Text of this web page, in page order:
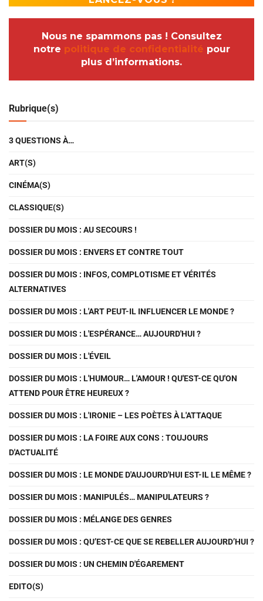
Nous ne spammons pas ! Consultez
notre politique de confidentialité pour
plus d’informations.
Rubrique(s)
3 QUESTIONS À…
ART(S)
CINÉMA(S)
CLASSIQUE(S)
DOSSIER DU MOIS : AU SECOURS !
DOSSIER DU MOIS : ENVERS ET CONTRE TOUT
DOSSIER DU MOIS : INFOS, COMPLOTISME ET VÉRITÉS
ALTERNATIVES
DOSSIER DU MOIS : L'ART PEUT-IL INFLUENCER LE MONDE ?
DOSSIER DU MOIS : L'ESPÉRANCE… AUJOURD'HUI ?
DOSSIER DU MOIS : L'ÉVEIL
DOSSIER DU MOIS : L'HUMOUR… L'AMOUR ! QU'EST-CE QU'ON
ATTEND POUR ÊTRE HEUREUX ?
DOSSIER DU MOIS : L'IRONIE – LES POÈTES À L'ATTAQUE
DOSSIER DU MOIS : LA FOIRE AUX CONS : TOUJOURS
D'ACTUALITÉ
DOSSIER DU MOIS : LE MONDE D'AUJOURD'HUI EST-IL LE MÊME ?
DOSSIER DU MOIS : MANIPULÉS… MANIPULATEURS ?
DOSSIER DU MOIS : MÉLANGE DES GENRES
DOSSIER DU MOIS : QU’EST-CE QUE SE REBELLER AUJOURD’HUI ?
DOSSIER DU MOIS : UN CHEMIN D'ÉGAREMENT
EDITO(S)